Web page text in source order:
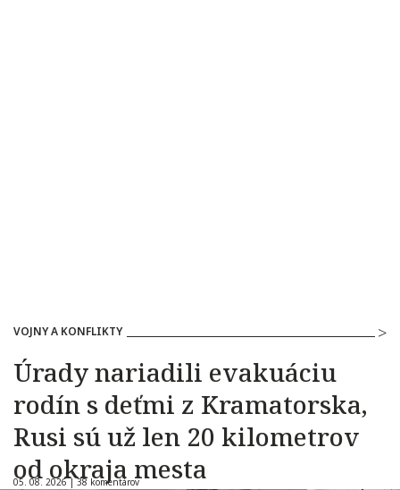
VOJNY A KONFLIKTY
Úrady nariadili evakuáciu
rodín s deťmi z Kramatorska,
Rusi sú už len 20 kilometrov
od okraja mesta
05. 08. 2026 |38 komentárov